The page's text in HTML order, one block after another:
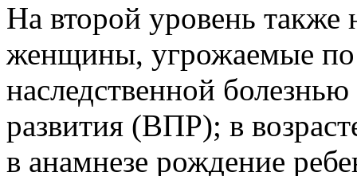
На второй уровень также
женщины, угрожаемые
наследственной
развития (ВПР); в
в анамнезе рождение